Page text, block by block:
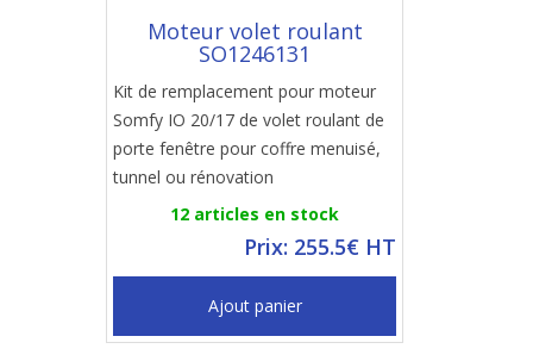
Moteur volet roulant
SO1246131
Kit de remplacement pour moteur
Somfy IO 20/17 de volet roulant de
porte fenêtre pour coffre menuisé,
tunnel ou rénovation
12 articles en stock
Prix: 255.5€ HT
Ajout panier